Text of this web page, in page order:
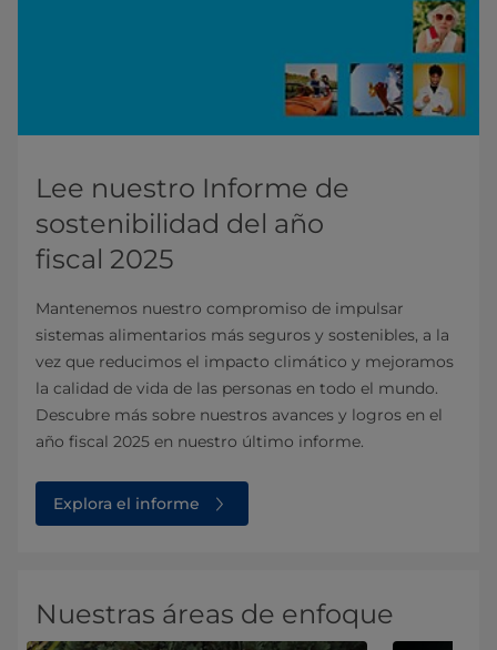
Lee nuestro Informe de
sostenibilidad del año
fiscal 2025
Mantenemos nuestro compromiso de impulsar
sistemas alimentarios más seguros y sostenibles, a la
vez que reducimos el impacto climático y mejoramos
la calidad de vida de las personas en todo el mundo.
Descubre más sobre nuestros avances y logros en el
año fiscal 2025 en nuestro último informe.
Explora el informe
Nuestras áreas de enfoque